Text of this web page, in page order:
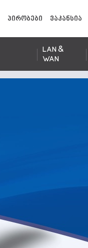
პირობები ვაკანსია
LAN &
WAN